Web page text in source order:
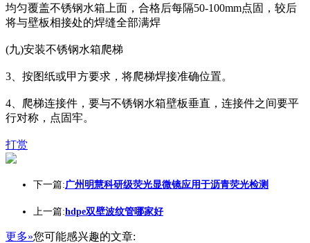
均匀覆盖不锈钢水箱上面，合格后每隔50-100mm点固，较后
将与壁板相接处的焊缝全部满焊
(九)安装不锈钢水箱爬梯
3、按图纸或甲方要求，将爬梯焊接准确位置。
4、爬梯连接件，要与不锈钢水箱壁板垂直，连接件之间要平
行对称，点固牢。
打赏
下一篇:广州明慧科研级荧光显微镜应用于沥青荧光检测
上一篇:hdpe双壁波纹管哪家好
更多»您可能感兴趣的文章: